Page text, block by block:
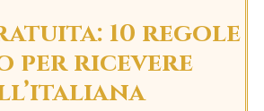
10 regole
per ricevere